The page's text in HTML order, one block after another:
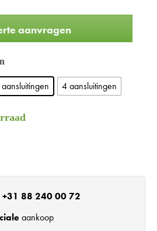
aanvragen
4 aansluitingen
+31 88 240 00 72
aankoop